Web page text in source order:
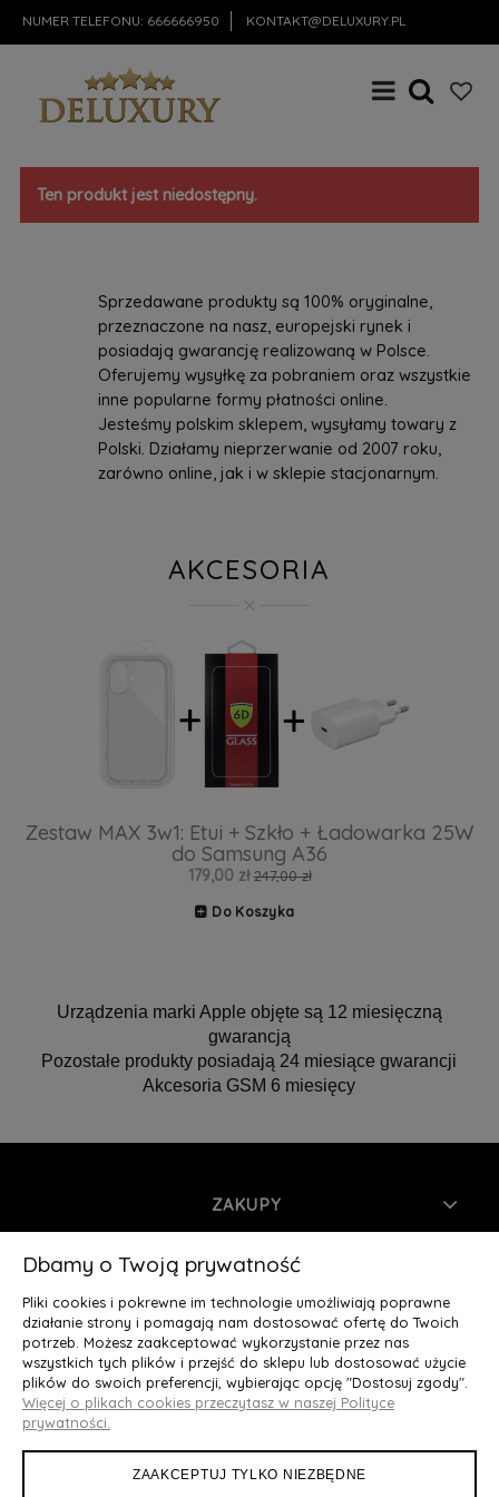
NUMER TELEFONU: 666666950 KONTAKT@DELUXURY.PL
Ten produkt jest niedostępny.
Sprzedawane produkty są 100% oryginalne,
przeznaczone na nasz, europejski rynek i
posiadają gwarancję realizowaną w Polsce.
Oferujemy wysyłkę za pobraniem oraz wszystkie
inne popularne formy płatności online.
Jesteśmy polskim sklepem, wysyłamy towary z
Polski. Działamy nieprzerwanie od 2007 roku,
zarówno online, jak i w sklepie stacjonarnym.
AKCESORIA
Zestaw MAX 3w1: Etui + Szkło + Ładowarka 25W
do Samsung A36
179,00 zł 247,00 zł
Do Koszyka
Urządzenia marki Apple objęte są 12 miesięczną
gwarancją
Pozostałe produkty posiadają 24 miesiące gwarancji
Akcesoria GSM 6 miesięcy
ZAKUPY
INFORMACJE
MOJE KONTO
O NAS
Deluxury.pl
Dbamy o Twoją prywatność
Pliki cookies i pokrewne im technologie umożliwiają poprawne
działanie strony i pomagają nam dostosować ofertę do Twoich
potrzeb. Możesz zaakceptować wykorzystanie przez nas
wszystkich tych plików i przejść do sklepu lub dostosować użycie
plików do swoich preferencji, wybierając opcję "Dostosuj zgody".
Więcej o plikach cookies przeczytasz w naszej Polityce
prywatności.
ZAAKCEPTUJ TYLKO NIEZBĘDNE